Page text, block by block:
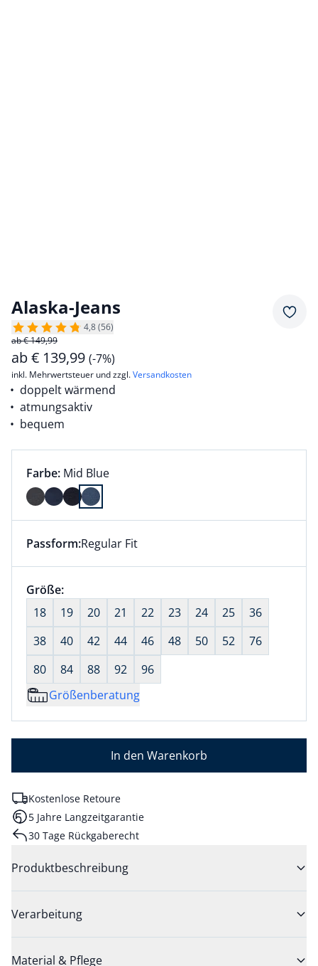
Alaska-Jeans
4,8 (56)
ab € 149,99
ab€ 139,99 (-7%)
inkl. Mehrwertsteuer und zzgl.Versandkosten
doppelt wärmend
atmungsaktiv
bequem
Farbauswahl:
Farbe: aktuell ausgewählt:
Mid Blue
Farbe Mid Blue ausgewählt
Dieser Artikel hat die Passform Regular Fit. für
Passform:Regular Fit
Größenauswahl:
Größe:nichts ausgewählt
18
19 20 21 22 23 24 25
36
38
40 42 44 46 48 50 52
76
80
84 88 92
96
Größenberatung
In den Warenkorb
Kostenlose Retoure
5 Jahre Langzeitgarantie
30 Tage Rückgaberecht
Produktbeschreibung
Verarbeitung
Material & Pflege